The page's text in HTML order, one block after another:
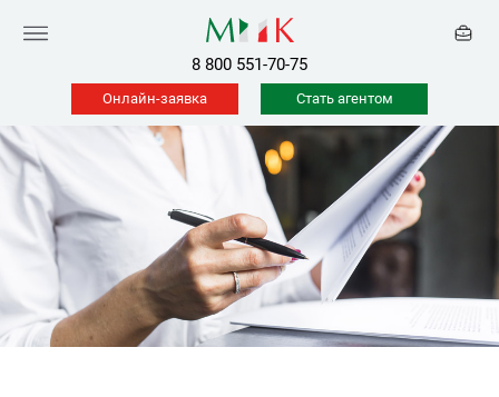
8 800 551-70-75
Онлайн-заявка Стать агентом